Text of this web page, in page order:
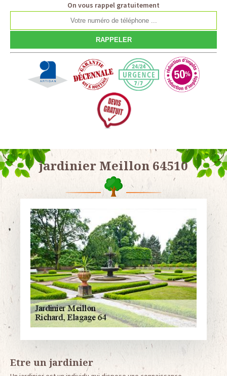
On vous rappel gratuitement
jardinier Meillon 64510
Etre un jardinier